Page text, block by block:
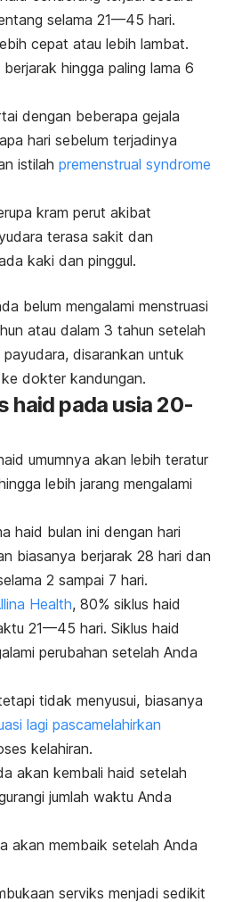
selama 21—45 hari.
cepat atau lebih lambat.
hingga paling lama 6
dengan beberapa gejala
hari sebelum terjadinya
istilah premenstrual syndrome
kram perut akibat
terasa sakit dan
kaki dan pinggul.
belum mengalami menstruasi
atau dalam 3 tahun setelah
disarankan untuk
dokter kandungan.
haid pada usia 20-
umumnya akan lebih teratur
lebih jarang mengalami
haid bulan ini dengan hari
biasanya berjarak 28 hari dan
2 sampai 7 hari.
Health, 80% siklus haid
21—45 hari. Siklus haid
perubahan setelah Anda
tidak menyusui, biasanya
lagi pascamelahirkan
kelahiran.
akan kembali haid setelah
jumlah waktu Anda
akan membaik setelah Anda
serviks menjadi sedikit